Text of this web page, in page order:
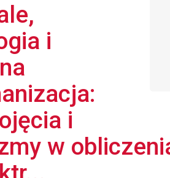
i
i
w